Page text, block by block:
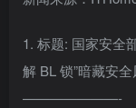
1. 标题: 国家安全
解 BL 锁”暗藏安全
———————-